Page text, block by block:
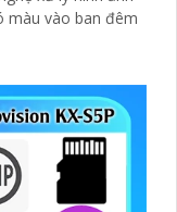
màu vào ban đêm